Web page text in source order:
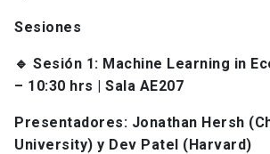
Sesiones
🔹 Sesión 1: Machine Learning in
– 10:30 hrs | Sala AE207
Presentadores: Jonathan Hersh
University) y Dev Patel (Harvard)